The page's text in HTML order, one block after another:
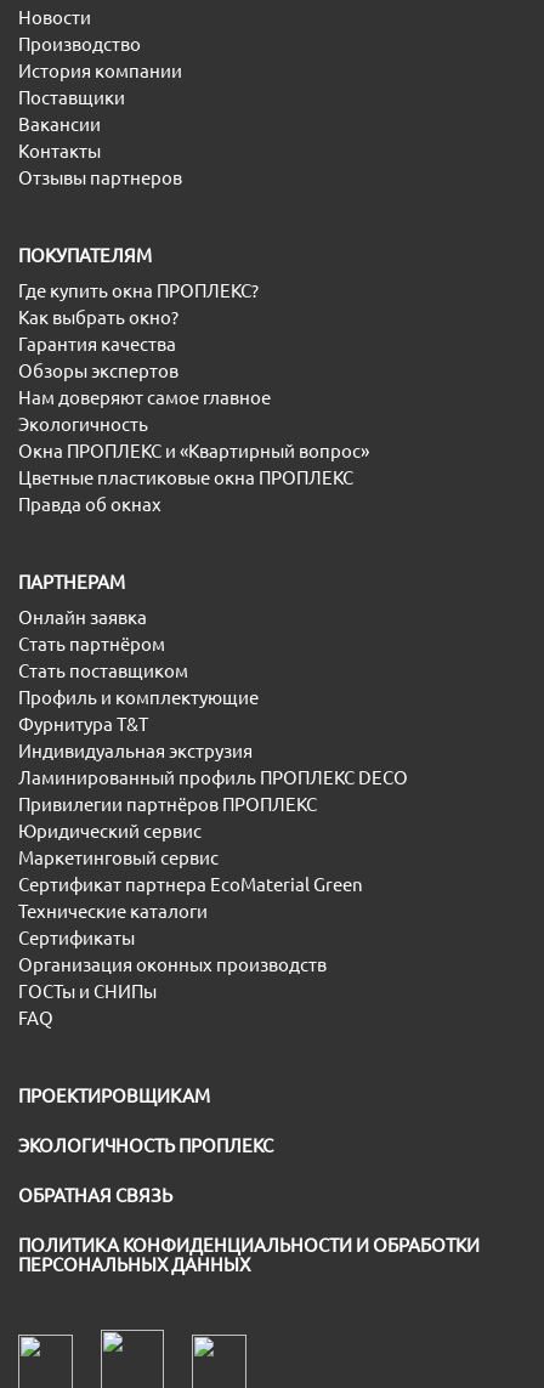
Новости
Производство
История компании
Поставщики
Вакансии
Контакты
Отзывы партнеров
ПОКУПАТЕЛЯМ
Где купить окна ПРОПЛЕКС?
Как выбрать окно?
Гарантия качества
Обзоры экспертов
Нам доверяют самое главное
Экологичность
Окна ПРОПЛЕКС и «Квартирный вопрос»
Цветные пластиковые окна ПРОПЛЕКС
Правда об окнах
ПАРТНЕРАМ
Онлайн заявка
Стать партнёром
Стать поставщиком
Профиль и комплектующие
Фурнитура T&T
Индивидуальная экструзия
Ламинированный профиль ПРОПЛЕКС DECO
Привилегии партнёров ПРОПЛЕКС
Юридический сервис
Маркетинговый сервис
Сертификат партнера EcoMaterial Green
Технические каталоги
Сертификаты
Организация оконных производств
ГОСТы и СНИПы
FAQ
ПРОЕКТИРОВЩИКАМ
ЭКОЛОГИЧНОСТЬ ПРОПЛЕКС
ОБРАТНАЯ СВЯЗЬ
ПОЛИТИКА КОНФИДЕНЦИАЛЬНОСТИ И ОБРАБОТКИ
ПЕРСОНАЛЬНЫХ ДАННЫХ